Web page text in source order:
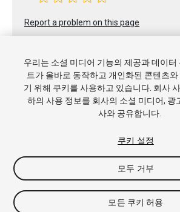
Report a problem on this page
Copyright © 2020 Unity Technologies.
개인정보처리방침
우리는 소셜 미디어 기능의 제공과 데이터
트가 올바로 동작하고 개인화된 콘텐츠
기 위해 쿠키를 사용하고 있습니다. 회사
하의 사용 정보를 회사의 소셜 미디어, 광
사와 공유합니다.
쿠키 설정
모두 거부
모든 쿠키 허용